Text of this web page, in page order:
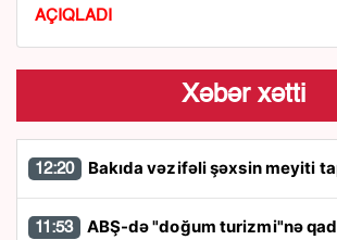
AÇIQLADI
Xəbər xətti
12:20 Bakıda vəzifəli şəxsin meyiti
11:53